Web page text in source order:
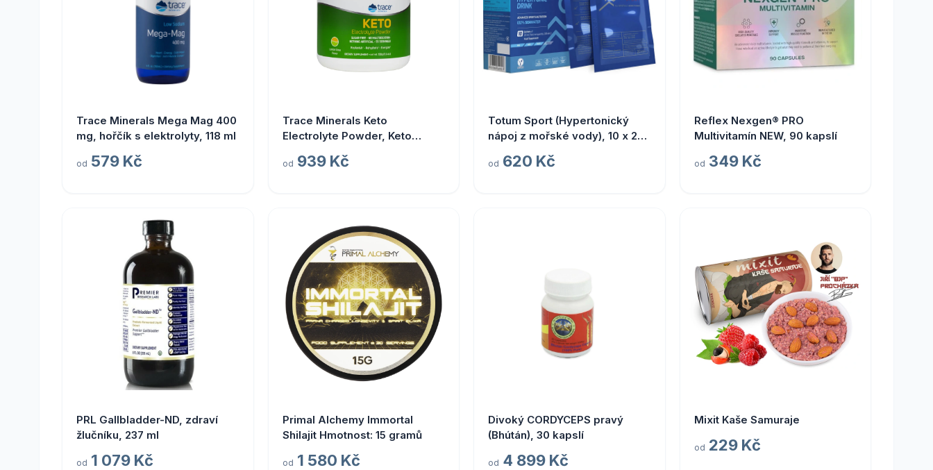
Trace Minerals Mega Mag 400
mg, hořčík s elektrolyty, 118 ml
od 579 Kč
Trace Minerals Keto
Electrolyte Powder, Keto
limetka, 330 g
od 939 Kč
Totum Sport (Hypertonický
nápoj z mořské vody), 10 x 20
od 620 Kč
Reflex Nexgen® PRO
Multivitamín NEW, 90 kapslí
od 349 Kč
PRL Gallbladder-ND, zdraví
žlučníku, 237 ml
od 1 079 Kč
Primal Alchemy Immortal
Shilajit Hmotnost: 15 gramů
od 1 580 Kč
Divoký CORDYCEPS pravý
(Bhútán), 30 kapslí
od 4 899 Kč
Mixit Kaše Samuraje
od 229 Kč